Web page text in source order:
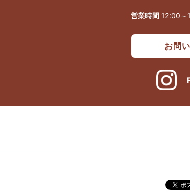
営業時間 12:00～
お問